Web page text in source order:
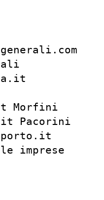
Morfini
Pacorini
imprese